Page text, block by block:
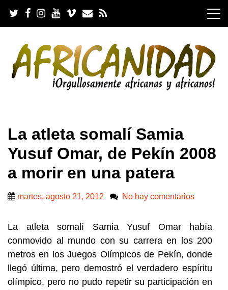
i
La atleta somalí Samia
Yusuf Omar, de Pekín 2008
a morir en una patera
martes, agosto 21, 2012 No hay comentarios
La atleta somalí Samia Yusuf Omar había
conmovido al mundo con su carrera en los 200
metros en los Juegos Olímpicos de Pekín, donde
llegó última, pero demostró el verdadero espíritu
olímpico, pero no pudo repetir su participación en